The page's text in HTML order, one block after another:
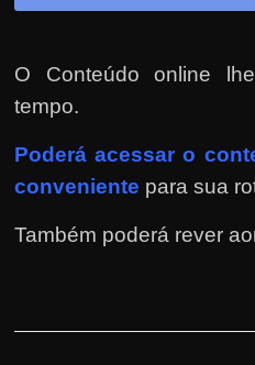
O Conteúdo online
tempo.
Poderá acessar o
conveniente para sua
Também poderá rever